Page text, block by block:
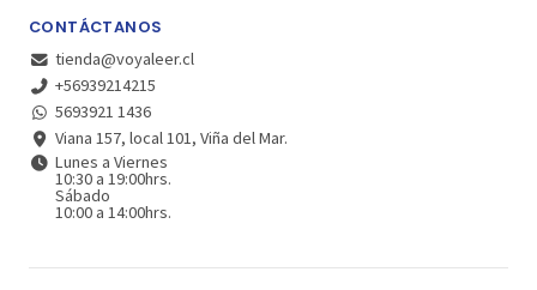
CONTÁCTANOS
tienda@voyaleer.cl
+56939214215
5693921 1436
Viana 157, local 101, Viña del Mar.
Lunes a Viernes
10:30 a 19:00hrs.
Sábado
10:00 a 14:00hrs.